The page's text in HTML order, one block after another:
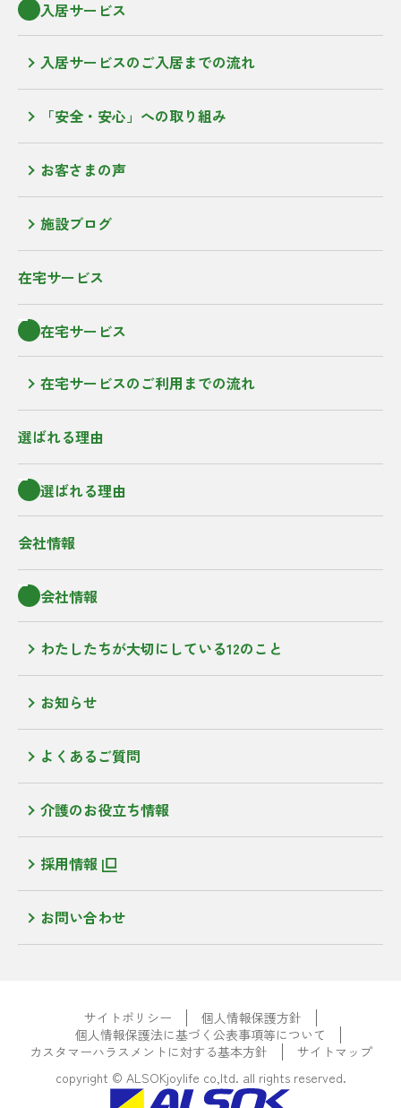
入居サービス
入居サービスのご入居までの流れ
「安全・安心」への取り組み
お客さまの声
施設ブログ
在宅サービス
在宅サービス
在宅サービスのご利用までの流れ
選ばれる理由
選ばれる理由
会社情報
会社情報
わたしたちが大切にしている12のこと
お知らせ
よくあるご質問
介護のお役立ち情報
採用情報
お問い合わせ
サイトポリシー
個人情報保護方針
個人情報保護法に基づく公表事項等について
カスタマーハラスメントに対する基本方針
サイトマップ
copyright © ALSOKjoylife co,ltd. all rights reserved.